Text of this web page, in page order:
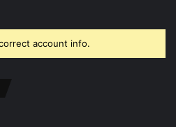
account info.